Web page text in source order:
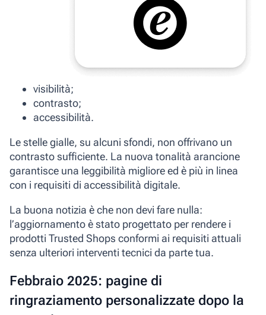
visibilità;
contrasto;
accessibilità.
Le stelle gialle, su alcuni sfondi, non offrivano un
contrasto sufficiente. La nuova tonalità arancione
garantisce una leggibilità migliore ed è più in linea
con i requisiti di accessibilità digitale.
La buona notizia è che non devi fare nulla:
l’aggiornamento è stato progettato per rendere i
prodotti Trusted Shops conformi ai requisiti attuali
senza ulteriori interventi tecnici da parte tua.
Febbraio 2025: pagine di
ringraziamento personalizzate dopo la